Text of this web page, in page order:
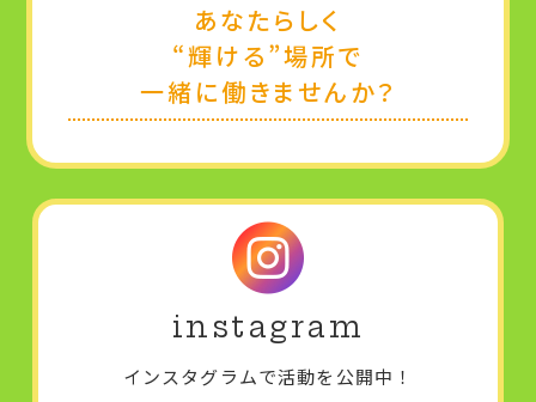
あなたらしく
“輝ける”場所で
一緒に働きませんか？
instagram
インスタグラムで活動を公開中！